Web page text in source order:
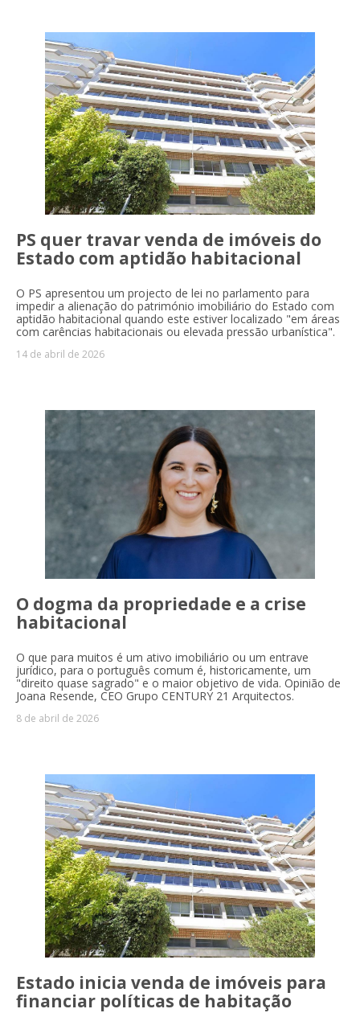
PS quer travar venda de imóveis do
Estado com aptidão habitacional
O PS apresentou um projecto de lei no parlamento para
impedir a alienação do património imobiliário do Estado com
aptidão habitacional quando este estiver localizado "em áreas
com carências habitacionais ou elevada pressão urbanística".
14 de abril de 2026
O dogma da propriedade e a crise
habitacional
O que para muitos é um ativo imobiliário ou um entrave
jurídico, para o português comum é, historicamente, um
"direito quase sagrado" e o maior objetivo de vida. Opinião de
Joana Resende, CEO Grupo CENTURY 21 Arquitectos.
8 de abril de 2026
Estado inicia venda de imóveis para
financiar políticas de habitação